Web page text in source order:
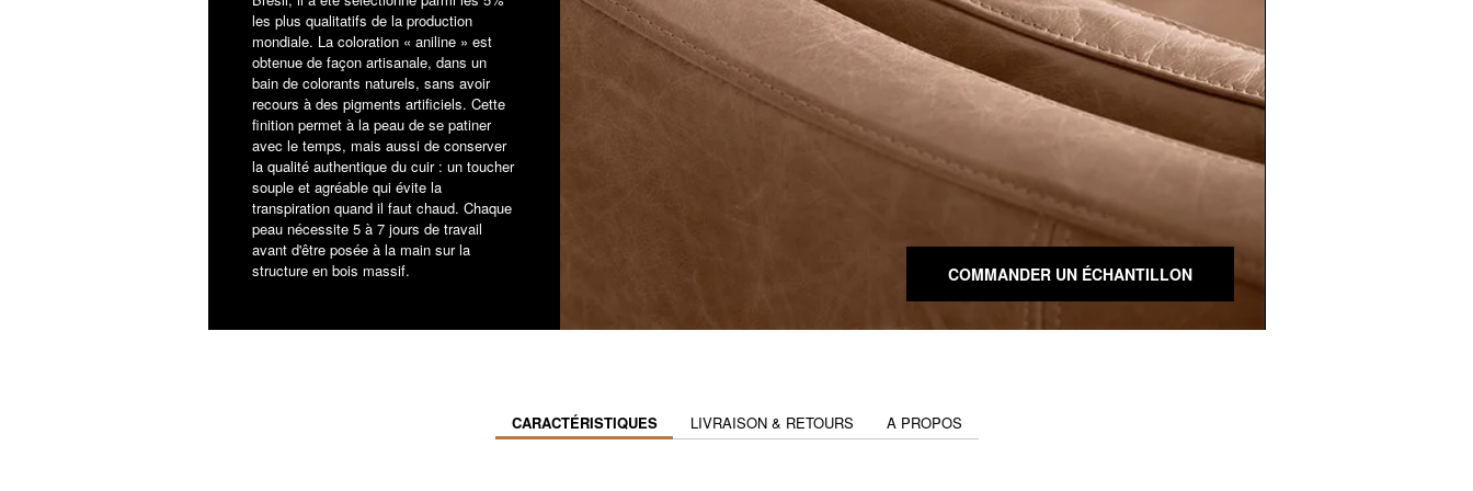
les plus qualitatifs de la production
mondiale. La coloration « aniline » est
obtenue de façon artisanale, dans un
bain de colorants naturels, sans avoir
recours à des pigments artificiels. Cette
finition permet à la peau de se patiner
avec le temps, mais aussi de conserver
la qualité authentique du cuir : un toucher
souple et agréable qui évite la
transpiration quand il faut chaud. Chaque
peau nécessite 5 à 7 jours de travail
avant d'être posée à la main sur la
structure en bois massif.
COMMANDER UN ÉCHANTILLON
CARACTÉRISTIQUES LIVRAISON & RETOURS A PROPOS